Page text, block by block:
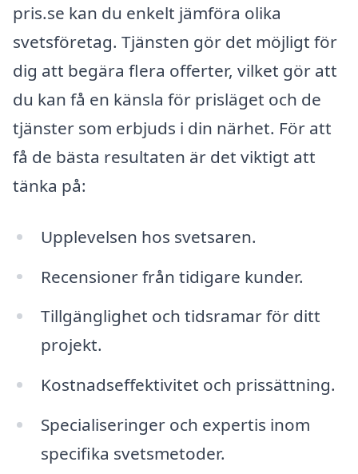
pris.se kan du enkelt jämföra olika
svetsföretag. Tjänsten gör det möjligt för
dig att begära flera offerter, vilket gör att
du kan få en känsla för prisläget och de
tjänster som erbjuds i din närhet. För att
få de bästa resultaten är det viktigt att
tänka på:
Upplevelsen hos svetsaren.
Recensioner från tidigare kunder.
Tillgänglighet och tidsramar för ditt
projekt.
Kostnadseffektivitet och prissättning.
Specialiseringer och expertis inom
specifika svetsmetoder.